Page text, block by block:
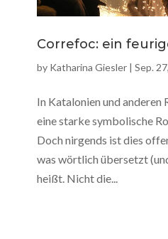
Correfoc: ein
by Katharina Giesler | Sep.
In Katalonien und anderen
eine starke symbolische
Doch nirgends ist dies
was wörtlich übersetzt
heißt. Nicht die...